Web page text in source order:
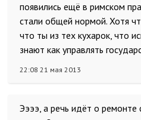
появились ещё в римском
стали общей нормой. Хотя
что ты из тех кухарок, что
знают как управлять
22:08 21 мая 2013
Ээээ, а речь идёт о